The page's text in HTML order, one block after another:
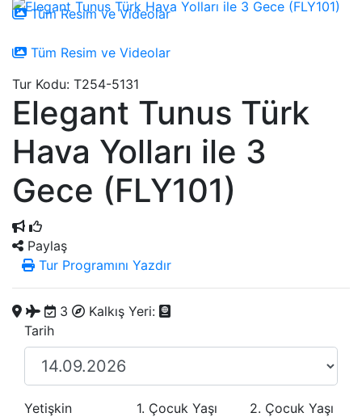
Tüm Resim ve Videolar
Tüm Resim ve Videolar
Tur Kodu: T254-5131
Elegant Tunus Türk
Hava Yolları ile 3
Gece (FLY101)
Paylaş
Tur Programını Yazdır
3
Kalkış Yeri:
Tarih
Yetişkin 1. Çocuk Yaşı 2. Çocuk Yaşı